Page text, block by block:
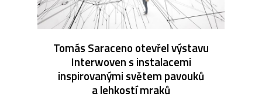
Tomás Saraceno otevřel výstavu
Interwoven s instalacemi
inspirovanými světem pavouků
a lehkostí mraků